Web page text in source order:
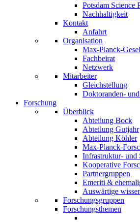
Potsdam Science
Nachhaltigkeit
Kontakt
Anfahrt
Organisation
Max-Planck-
Fachbeirat
Netzwerk
Mitarbeiter
Gleichstellung
Doktoranden-
Forschung
Überblick
Abteilung Bock
Abteilung Gutjahr
Abteilung Köhler
Max-Planck-
Infrastruktur- und
Kooperative
Partnergruppen
Emeriti &
Auswärtige
Forschungsgruppen
Forschungsthemen